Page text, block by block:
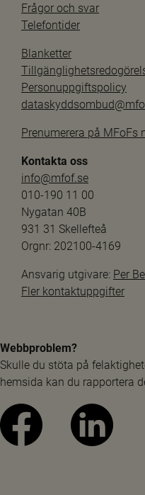
Frågor och svar
Telefontider
Blanketter
Personuppgiftspolicy
Prenumerera på MFoFs
Kontakta oss
info@mfof.se
010-190 11 00
Nygatan 40B
931 31 Skellefteå
Orgnr: 202100-4169
Ansvarig utgivare: Per
Fler kontaktuppgifter
Webbproblem?
Skulle du stöta på
hemsida kan du rapportera